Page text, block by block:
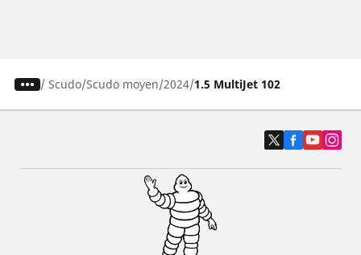
/ Scudo Scudo moyen 2024 1.5 MultiJet 102